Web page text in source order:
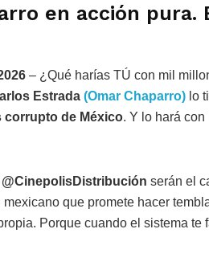
en acción pura.
– ¿Qué harías TÚ con mil
Estrada (Omar Chaparro) lo
corrupto de México. Y lo hará
@CinepolisDistribución serán el
que promete hacer
Porque cuando el sistema te